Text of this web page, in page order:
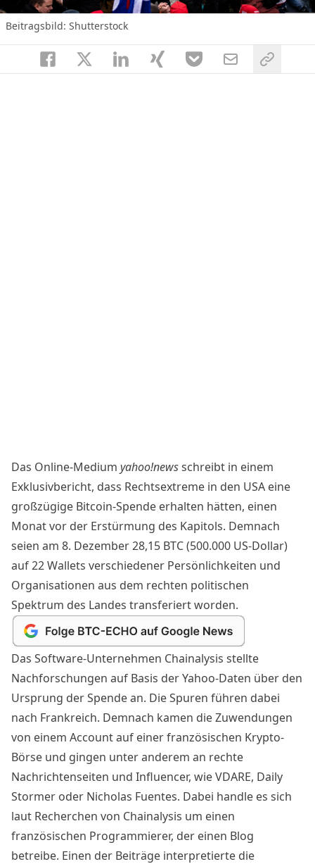
Beitragsbild: Shutterstock
Das Online-Medium yahoo!newsschreibt in einem
Exklusivbericht, dass Rechtsextreme in den USA eine
großzügige Bitcoin-Spende erhalten hätten, einen
Monat vor der Erstürmung des Kapitols. Demnach
seien am 8. Dezember 28,15 BTC (500.000 US-Dollar)
auf 22 Wallets verschiedener Persönlichkeiten und
Organisationen aus dem rechten politischen
Spektrum des Landes transferiert worden.
Das Software-Unternehmen Chainalysis stellte
Nachforschungen auf Basis der Yahoo-Daten über den
Ursprung der Spende an. Die Spuren führen dabei
nach Frankreich. Demnach kamen die Zuwendungen
von einem Account auf einer französischen Krypto-
Börse und gingen unter anderem an rechte
Nachrichtenseiten und Influencer, wie VDARE, Daily
Stormer oder Nicholas Fuentes. Dabei handle es sich
laut Recherchen von Chainalysis um einen
französischen Programmierer, der einen Blog
betreibe. Einen der Beiträge interpretierte die